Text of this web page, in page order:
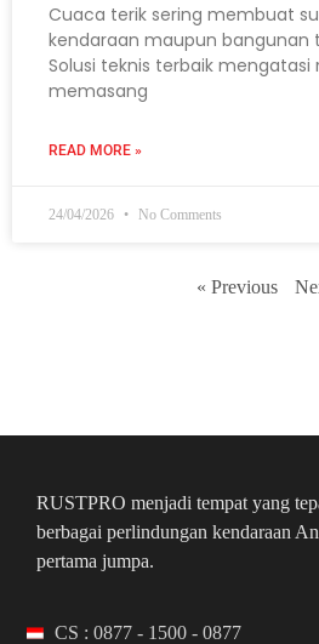
Cuaca terik sering membuat
kendaraan maupun bangunan
Solusi teknis terbaik mengatasi
memasang
READ MORE »
24/04/2026 No Comments
« Previous
RUSTPRO menjadi tempat yang
berbagai perlindungan kendaraan
pertama jumpa.
CS : 0877 - 1500 - 0877